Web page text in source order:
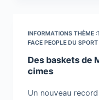
INFORMATIONS THÈME
FACE PEOPLE DU SPORT
Des baskets de
cimes
Un nouveau